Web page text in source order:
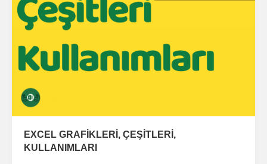
EXCEL GRAFİKLERİ, ÇEŞİTLERİ,
KULLANIMLARI